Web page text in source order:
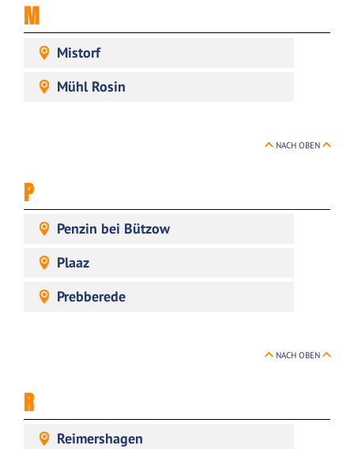
M
Mistorf
Mühl Rosin
NACH OBEN
P
Penzin bei Bützow
Plaaz
Prebberede
NACH OBEN
R
Reimershagen